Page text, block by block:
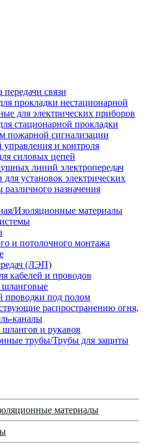
связи
прокладки нестационарной
для электрических приборов
стационарной прокладки
пожарной сигнализации
и контроля
силовых цепей
линий электропередач
установок электрических
назначения
Изоляционные материалы
и потолочного монтажа
(ЛЭП)
кабелей и проводов
проводки под полом
распространению огня,
каналы
и рукавов
трубы/Трубы для защиты
материалы